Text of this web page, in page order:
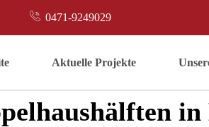
0471-9249029
Аktuelle Projekte